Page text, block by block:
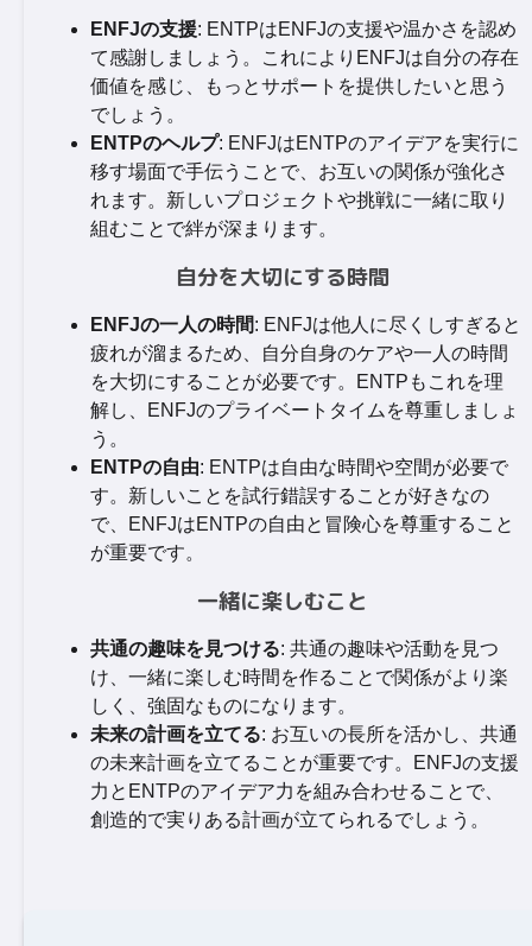
ENFJの支援: ENTPはENFJの支援や温かさを認め
て感謝しましょう。これによりENFJは自分の存在
価値を感じ、もっとサポートを提供したいと思う
でしょう。
ENTPのヘルプ: ENFJはENTPのアイデアを実行に
移す場面で手伝うことで、お互いの関係が強化さ
れます。新しいプロジェクトや挑戦に一緒に取り
組むことで絆が深まります。
自分を大切にする時間
ENFJの一人の時間: ENFJは他人に尽くしすぎると
疲れが溜まるため、自分自身のケアや一人の時間
を大切にすることが必要です。ENTPもこれを理
解し、ENFJのプライベートタイムを尊重しましょ
う。
ENTPの自由: ENTPは自由な時間や空間が必要で
す。新しいことを試行錯誤することが好きなの
で、ENFJはENTPの自由と冒険心を尊重すること
が重要です。
一緒に楽しむこと
共通の趣味を見つける: 共通の趣味や活動を見つ
け、一緒に楽しむ時間を作ることで関係がより楽
しく、強固なものになります。
未来の計画を立てる: お互いの長所を活かし、共通
の未来計画を立てることが重要です。ENFJの支援
力とENTPのアイデア力を組み合わせることで、
創造的で実りある計画が立てられるでしょう。